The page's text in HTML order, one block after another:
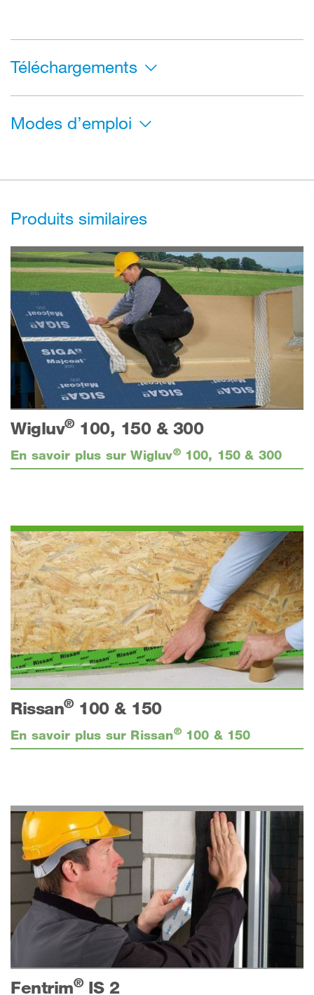
Téléchargements
Modes d’emploi
Produits similaires
Wigluv®100, 150 & 300
En savoir plus sur Wigluv®100, 150 & 300
Rissan®100 & 150
En savoir plus sur Rissan®100 & 150
Fentrim®IS 2